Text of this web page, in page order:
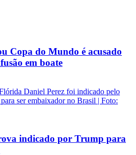
Copa do Mundo é acusado
em boate
indicado por Trump para